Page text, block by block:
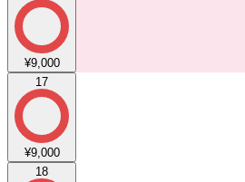
¥9,000
17
¥9,000
18